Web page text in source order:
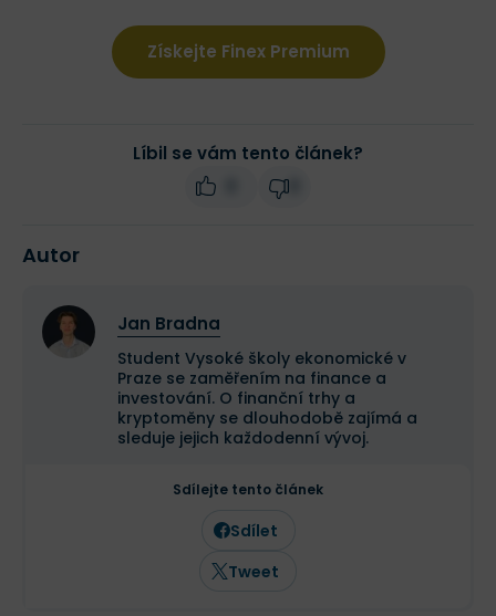
Získejte Finex Premium
Líbil se vám tento článek?
Autor
Jan Bradna
Student Vysoké školy ekonomické v
Praze se zaměřením na finance a
investování. O finanční trhy a
kryptoměny se dlouhodobě zajímá a
sleduje jejich každodenní vývoj.
Sdílejte tento článek
Sdílet
Tweet